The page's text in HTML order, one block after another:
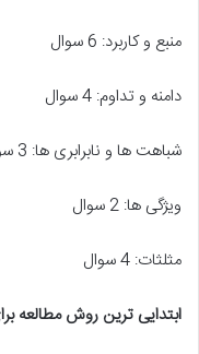
منبع و کاربرد: 6 سوال
دامنه و تداوم: 4 سوال
شباهت ها و نابرابری ها: 3 سوال
ویژگی ها: 2 سوال
مثلثات: 4 سوال
ابتدایی ترین روش مطالعه